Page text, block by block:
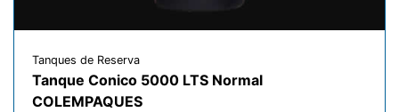
Tanques de Reserva
Tanque Conico 5000 LTS Normal
COLEMPAQUES